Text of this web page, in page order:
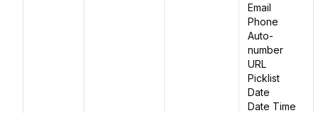
Email
Phone
Auto-
number
URL
Picklist
Date
Date Time